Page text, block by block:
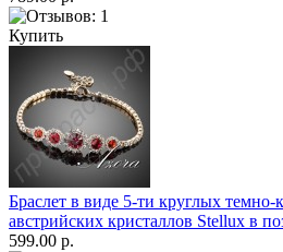
Купить
Браслет в виде 5-ти круглых темно-
австрийских кристаллов Stellux в
599.00 р.